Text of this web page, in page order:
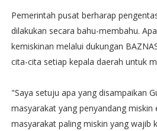
Pemerintah pusat berharap
dilakukan secara bahu-membahu.
kemiskinan melalui dukungan
cita-cita setiap kepala daerah untuk
"Saya setuju apa yang disampaikan
masyarakat yang penyandang miskin
masyarakat paling miskin yang wajib